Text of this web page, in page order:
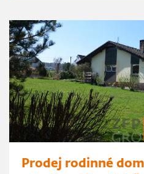
Prodej rodinné